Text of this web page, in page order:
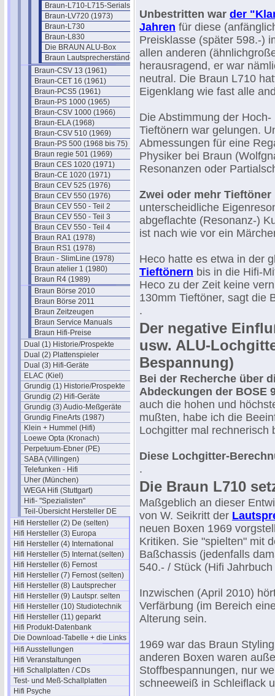
Braun-L710-L715-Serials
Braun-LV720 (1973)
Braun-L730
Braun-L830
Die BRAUN ALU-Box
Braun Lautsprecherständer LF700
Braun-CSV 13 (1961)
Braun-CET 16 (1961)
Braun-PCS5 (1961)
Braun-PS 1000 (1965)
Braun-CSV 1000 (1966)
Braun-ELA (1968)
Braun-CSV 510 (1969)
Braun-PS 500 (1968 bis 75)
Braun regie 501 (1969)
Braun CES 1020 (1971)
Braun-CE 1020 (1971)
Braun CEV 525 (1976)
Braun CEV 550 (1976)
Braun CEV 550 - Teil 2
Braun CEV 550 - Teil 3
Braun CEV 550 - Teil 4
Braun RA1 (1978)
Braun RS1 (1978)
Braun - SlimLine (1978)
Braun atelier 1 (1980)
Braun R4 (1989)
Braun Börse 2010
Braun Börse 2011
Braun Zeitzeugen
Braun Service Manuals
Braun Hifi-Preise
Dual (1) Historie/Prospekte
Dual (2) Plattenspieler
Dual (3) Hifi-Geräte
ELAC (Kiel)
Grundig (1) Historie/Prospekte
Grundig (2) Hifi-Geräte
Grundig (3) Audio-Meßgeräte
Grundig FineArts (1987)
Klein + Hummel (Hifi)
Loewe Opta (Kronach)
Perpetuum-Ebner (PE)
SABA (Villingen)
Telefunken - Hifi
Uher (München)
WEGA Hifi (Stuttgart)
Hifi- "Spezialisten"
Teil-Übersicht Hersteller DE
Hifi Hersteller (2) De (selten)
Hifi Hersteller (3) Europa
Hifi Hersteller (4) International
Hifi Hersteller (5) Internat.(selten)
Hifi Hersteller (6) Fernost
Hifi Hersteller (7) Fernost (selten)
Hifi Hersteller (8) Lautsprecher
Hifi Hersteller (9) Lautspr. selten
Hifi Hersteller (10) Studiotechnik
Hifi Hersteller (11) geparkt
Hifi Produkt-Datenbank
Die Download-Tabelle + die Links
Hifi Ausstellungen
Hifi Veranstaltungen
Hifi Schallplatten / CDs
Test- und Meß-Schallplatten
Hifi Psyche
Unbestritten war der
Jahren für diese
Preisklasse (später 598.-)
allen anderen
herausragend, er war
neutral. Die Braun L710
Eigenklang wie fast alle
Die Abstimmung der
Tieftönern war gelungen.
Abmessungen für eine
Physiker bei Braun
Resonanzen oder
Zwei oder mehr Tieftöner
unterscheidliche
abgeflachte (Resonanz-)
ist nach wie vor ein
Heco hatte es etwa in der
Tieftönern bis in die Hifi-
Heco zu der Zeit keine
130mm Tieftöner, sagt die
.
Der negative
usw. ALU-
Bespannung)
Bei der Recherche über
Abdeckungen der BOSE
auch die hohen und
mußten, habe ich die
Lochgitter mal rechnerisch
Diese Lochgitter-
.
Die Braun L710
Maßgeblich an dieser
von W. Seikritt der
neuen Boxen 1969
Kritiken. Sie "spielten" mit
Baßchassis (jedenfalls
540.- / Stück (Hifi
Inzwischen (April 2010)
Verfärbung (im Bereich
Alterung sein.
1969 war das Braun
anderen Boxen waren
Stoffbespannungen, nur
schneeweiß in Schleiflack